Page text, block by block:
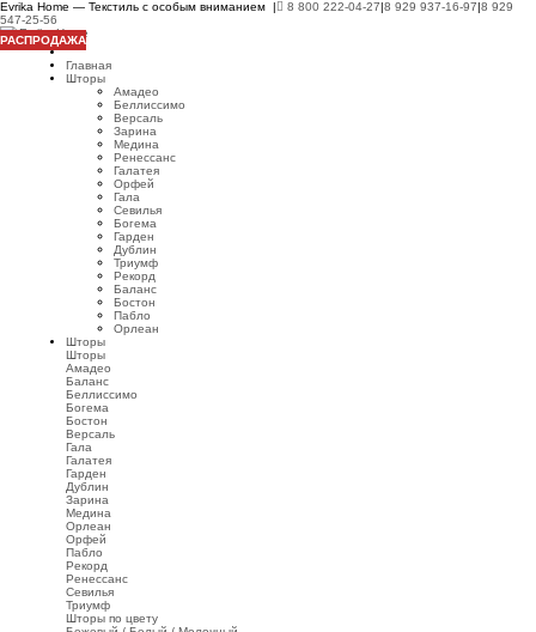
Evrika Home — Текстиль с особым вниманием | 8 800 222-04-27|8 929 937-16-97|8 929
547-25-56
Главная
Шторы
Амадео
Беллиссимо
Версаль
Зарина
Медина
Ренессанс
Галатея
Орфей
Гала
Севилья
Богема
Гарден
Дублин
Триумф
Рекорд
Баланс
Бостон
Пабло
Орлеан
Шторы
Шторы
Амадео
Баланс
Беллиссимо
Богема
Бостон
Версаль
Гала
Галатея
Гарден
Дублин
Зарина
Медина
Орлеан
Орфей
Пабло
Рекорд
Ренессанс
Севилья
Триумф
Шторы по цвету
РАСПРОДАЖА